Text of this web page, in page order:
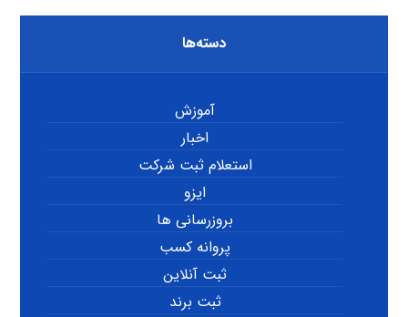
دسته‌ها
آموزش
اخبار
استعلام ثبت شرکت
ایزو
بروزرسانی ها
پروانه کسب
ثبت آنلاین
ثبت برند